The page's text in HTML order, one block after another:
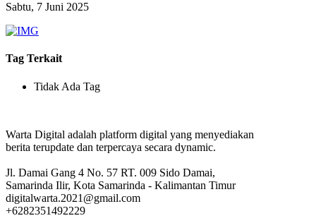
Sabtu, 7 Juni 2025
Tag Terkait
Tidak Ada Tag
Warta Digital adalah platform digital yang menyediakan
berita terupdate dan terpercaya secara dynamic.
Jl. Damai Gang 4 No. 57 RT. 009 Sido Damai,
Samarinda Ilir, Kota Samarinda - Kalimantan Timur
digitalwarta.2021@gmail.com
+6282351492229